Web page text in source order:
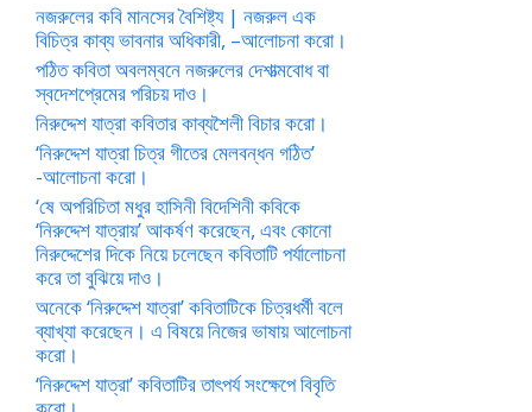
নজরুলের কবি মানসের বৈশিষ্ট্য | নজরুল এক
বিচিত্র কাব্য ভাবনার অধিকারী, –আলোচনা করো।
পঠিত কবিতা অবলম্বনে নজরুলের দেশাত্মবোধ বা
স্বদেশপ্রেমের পরিচয় দাও।
নিরুদ্দেশ যাত্রা কবিতার কাব্যশৈলী বিচার করো।
‘নিরুদ্দেশ যাত্রা চিত্র গীতের মেলবন্ধন গঠিত’
-আলোচনা করো।
‘ষে অপরিচিতা মধুর হাসিনী বিদেশিনী কবিকে
‘নিরুদ্দেশ যাত্রায়’ আকর্ষণ করেছেন, এবং কোনো
নিরুদ্দেশের দিকে নিয়ে চলেছেন কবিতাটি পর্যালোচনা
করে তা বুঝিয়ে দাও।
অনেকে ‘নিরুদ্দেশ যাত্রা’ কবিতাটিকে চিত্রধর্মী বলে
ব্যাখ্যা করেছেন। এ বিষয়ে নিজের ভাষায় আলোচনা
করো।
‘নিরুদ্দেশ যাত্রা’ কবিতাটির তাৎপর্য সংক্ষেপে বিবৃতি